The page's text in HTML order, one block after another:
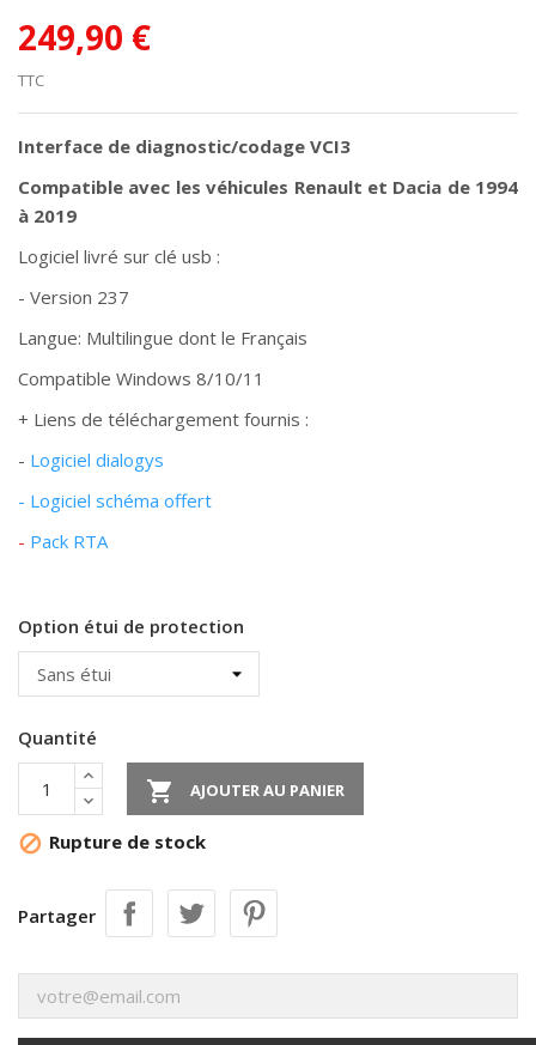
249,90 €
TTC
Interface de diagnostic/codage VCI3
Compatible avec les véhicules Renault et Dacia de 1994
à 2019
Logiciel livré sur clé usb :
- Version 237
Langue: Multilingue dont le Français
Compatible Windows 8/10/11
+ Liens de téléchargement fournis :
- Logiciel dialogys
- Logiciel schéma offert
- Pack RTA
Option étui de protection
Quantité
 AJOUTER AU PANIER
 Rupture de stock
Partager